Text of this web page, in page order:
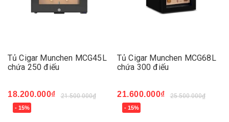
Tủ Cigar Munchen MCG45L
chứa 250 điếu
18.200.000₫ 21.500.000₫
- 15%
Tủ Cigar Munchen MCG68L
chứa 300 điếu
21.600.000₫ 25.500.000₫
- 15%